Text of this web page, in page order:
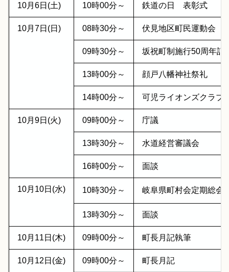
10月6日(土) 10時00分～ 鉄道の日 表彰式
10月7日(日) 08時30分～ 伏見地区町民運動会
09時30分～ 坂祝町制施行50周年記
13時00分～ 顔戸八幡神社祭礼
14時00分～ 可児ライオンズクラブ
10月9日(火) 09時00分～ 庁議
13時30分～ 水道経営審議会
16時00分～ 面談
10月10日(水) 10時30分～ 岐阜県町村会定期総会
13時30分～ 面談
10月11日(木) 09時00分～ 町長月記執筆
10月12日(金) 09時00分～ 町長月記